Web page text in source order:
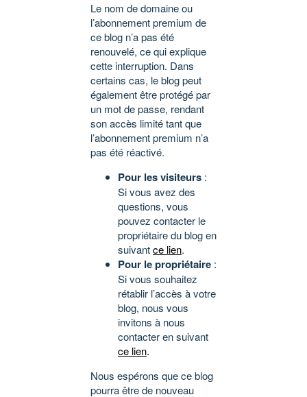
Le nom de domaine ou
l’abonnement premium de
ce blog n’a pas été
renouvelé, ce qui explique
cette interruption. Dans
certains cas, le blog peut
également être protégé par
un mot de passe, rendant
son accès limité tant que
l’abonnement premium n’a
pas été réactivé.
Pour les visiteurs :
Si vous avez des
questions, vous
pouvez contacter le
propriétaire du blog en
suivantce lien.
Pour le propriétaire :
Si vous souhaitez
rétablir l’accès à votre
blog, nous vous
invitons à nous
contacter en suivant
ce lien.
Nous espérons que ce blog
pourra être de nouveau